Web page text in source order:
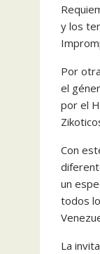
y los
Por
el
por el
Con
un
todos
La